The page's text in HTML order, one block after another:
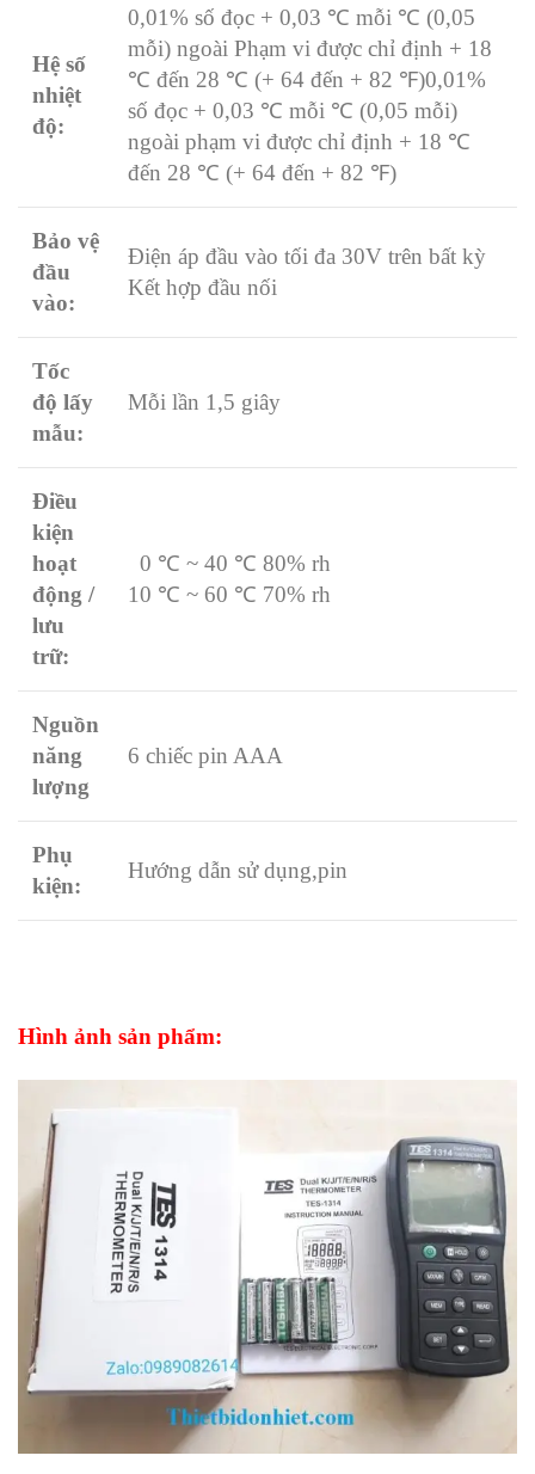
Hệ số
nhiệt
độ:
0,01% số đọc + 0,03 ℃ mỗi ℃ (0,05
mỗi) ngoài Phạm vi được chỉ định + 18
℃ đến 28 ℃ (+ 64 đến + 82 ℉)0,01%
số đọc + 0,03 ℃ mỗi ℃ (0,05 mỗi)
ngoài phạm vi được chỉ định + 18 ℃
đến 28 ℃ (+ 64 đến + 82 ℉)
Bảo vệ
đầu
vào:
Điện áp đầu vào tối đa 30V trên bất kỳ
Kết hợp đầu nối
Tốc
độ lấy
mẫu:
Mỗi lần 1,5 giây
Điều
kiện
hoạt
động /
lưu
trữ:
0 ℃ ~ 40 ℃ 80% rh
10 ℃ ~ 60 ℃ 70% rh
Nguồn
năng
lượng
6 chiếc pin AAA
Phụ
kiện:
Hướng dẫn sử dụng,pin
Hình ảnh sản phẩm: